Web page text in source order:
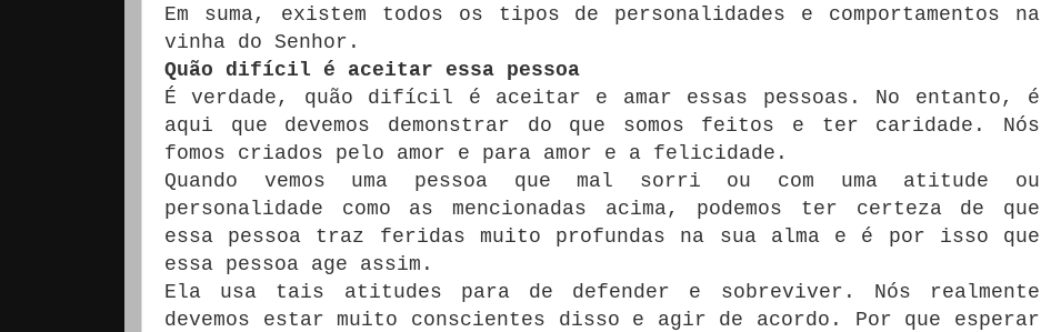
Em suma, existem todos os tipos de personalidades e comportamentos na
vinha do Senhor.
Quão difícil é aceitar essa pessoa
É verdade, quão difícil é aceitar e amar essas pessoas. No entanto, é
aqui que devemos demonstrar do que somos feitos e ter caridade. Nós
fomos criados pelo amor e para amor e a felicidade.
Quando vemos uma pessoa que mal sorri ou com uma atitude ou
personalidade como as mencionadas acima, podemos ter certeza de que
essa pessoa traz feridas muito profundas na sua alma e é por isso que
essa pessoa age assim.
Ela usa tais atitudes para de defender e sobreviver. Nós realmente
devemos estar muito conscientes disso e agir de acordo. Por que esperar